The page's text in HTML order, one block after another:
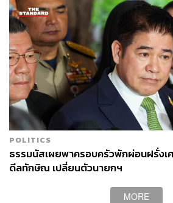
POLITICS
ธรรมนัสเผยพาครอบครัวพักผ่อนฝรั่งเ
ดีลทักษิณ เปลี่ยนตัวนายกฯ
MORE